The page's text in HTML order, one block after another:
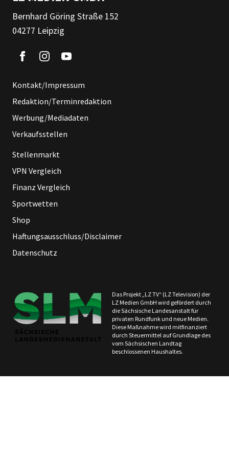
Bernhard Göring Straße 152
04277 Leipzig
Kontakt/Impressum
Redaktion/Terminredaktion
Werbung/Mediadaten
Verkaufsstellen
Stellenmarkt
VPN Vergleich
Finanz Vergleich
Sportwetten
Shop
Haftungsausschluss/Disclaimer
Datenschutz
Das Projekt „LZ TV“ (LZ Television) der
LZ Medien GmbH wird gefördert durch
die Sächsische Landesanstalt für
privaten Rundfunk und neue Medien.
Diese Maßnahme wird mitfinanziert
durch Steuermittel auf Grundlage des
vom Sächsischen Landtag
beschlossenen Haushaltes.